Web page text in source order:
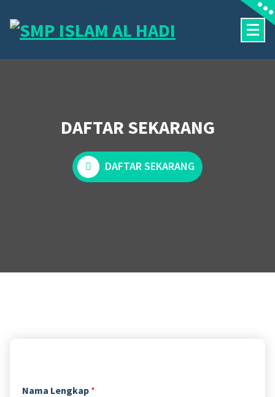
content
DAFTAR SEKARANG
DAFTAR SEKARANG
Nama Lengkap *